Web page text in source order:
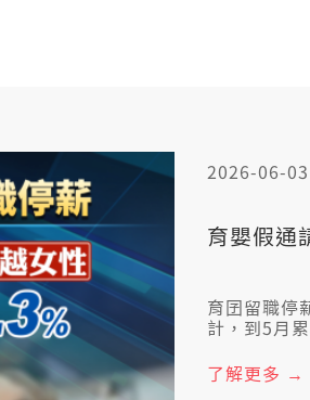
2026-06-03
育嬰假通
育囝留職停
計，到5月
爸來育囝，
了解更多 →